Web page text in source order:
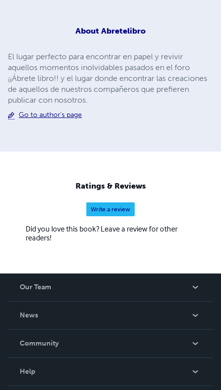
About Abretelibro
El lugar perfecto para encontrar en papel y revivir
aquellos momentos inolvidables pasados en el foro
¡¡Ábrete libro!! y el lugar donde encontrar las creaciones
de aquellos de nuestros compañeros que prefieren
publicar con nosotros.
Go to author's page
Ratings & Reviews
Write a review
Did you love this book? Leave a review for other
readers!
Our Team
News
In The News
Community
Help